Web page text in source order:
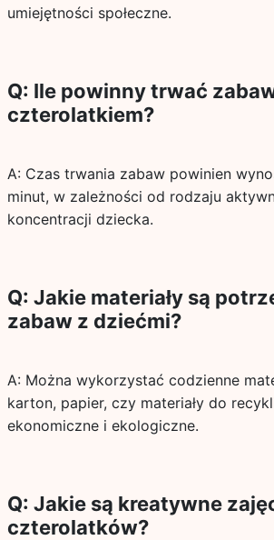
umiejętności społeczne.
Q: Ile powinny trwać
czterolatkiem?
A: Czas trwania zabaw powinien
minut, w zależności od rodzaju
koncentracji dziecka.
Q: Jakie materiały są
zabaw z dziećmi?
A: Można wykorzystać codzienne
karton, papier, czy materiały do
ekonomiczne i ekologiczne.
Q: Jakie są kreatywne
czterolatków?